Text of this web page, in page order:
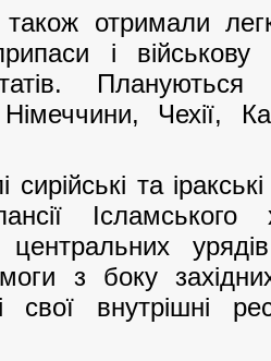
отримали
і
Чехії,
та
центральних
з боку
свої внутрішні